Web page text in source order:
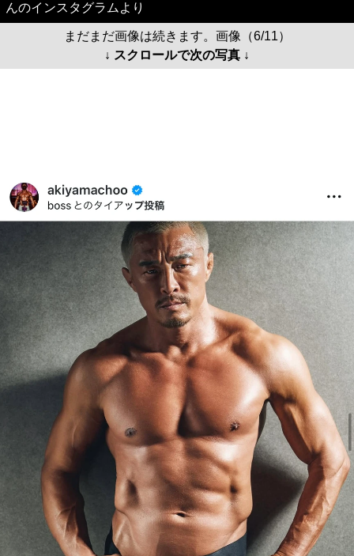
んのインスタグラムより
まだまだ画像は続きます。画像（6/11）
↓ スクロールで次の写真 ↓